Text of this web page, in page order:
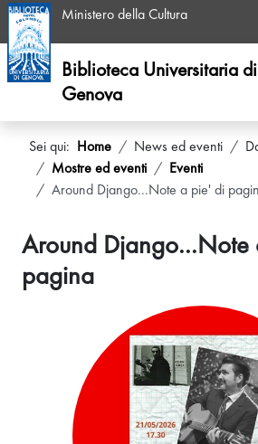
Ministero della Cultura
Biblioteca Universitaria di
Genova
Sei qui: Home News ed eventi
Mostre ed eventi
Eventi
Around Django...Note a pie' di
Around Django...Note
pagina